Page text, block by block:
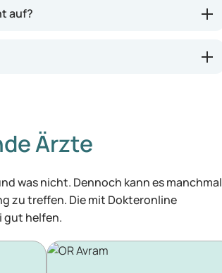
auf?
Ärzte
was nicht. Dennoch kann es manchmal
zu treffen. Die mit Dokteronline
gut helfen.